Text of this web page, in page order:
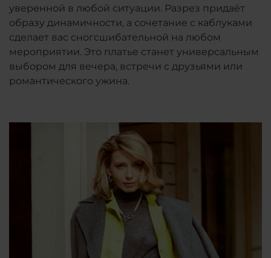
уверенной в любой ситуации. Разрез придаёт
образу динамичности, а сочетание с каблуками
сделает вас сногсшибательной на любом
мероприятии. Это платье станет универсальным
выбором для вечера, встречи с друзьями или
романтического ужина.